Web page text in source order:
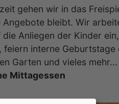
gehen wir in das
Angebote bleibt. Wir
die Anliegen der Kinder
feiern interne
Garten und vieles
Mittagessen